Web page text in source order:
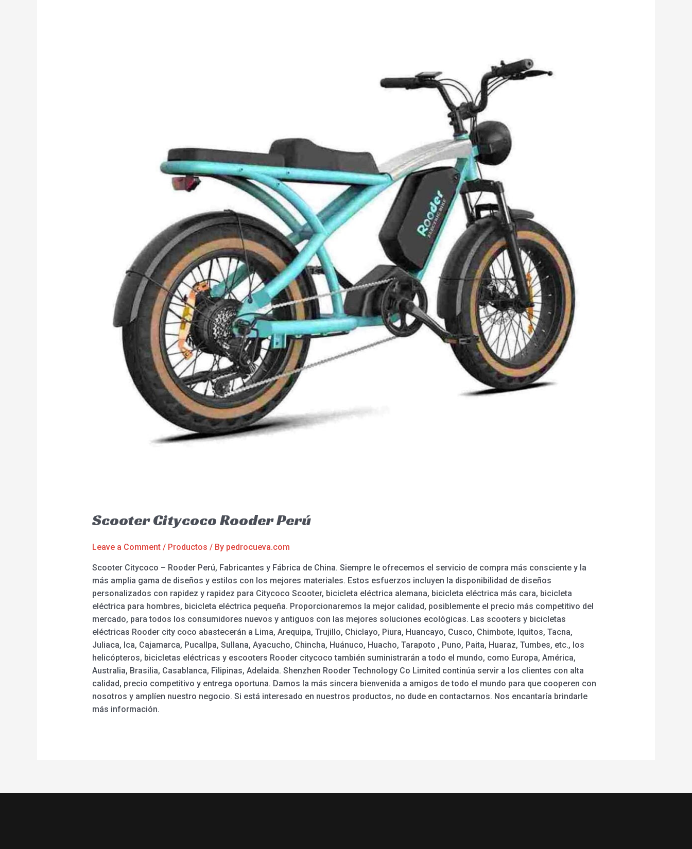
Scooter Citycoco Rooder Perú
Leave a Comment / Productos / By pedrocueva.com
Scooter Citycoco – Rooder Perú, Fabricantes y Fábrica de China. Siempre le ofrecemos el servicio de compra más consciente y la
más amplia gama de diseños y estilos con los mejores materiales. Estos esfuerzos incluyen la disponibilidad de diseños
personalizados con rapidez y rapidez para Citycoco Scooter, bicicleta eléctrica alemana, bicicleta eléctrica más cara, bicicleta
eléctrica para hombres, bicicleta eléctrica pequeña. Proporcionaremos la mejor calidad, posiblemente el precio más competitivo del
mercado, para todos los consumidores nuevos y antiguos con las mejores soluciones ecológicas. Las scooters y bicicletas
eléctricas Rooder city coco abastecerán a Lima, Arequipa, Trujillo, Chiclayo, Piura, Huancayo, Cusco, Chimbote, Iquitos, Tacna,
Juliaca, Ica, Cajamarca, Pucallpa, Sullana, Ayacucho, Chincha, Huánuco, Huacho, Tarapoto , Puno, Paita, Huaraz, Tumbes, etc., los
helicópteros, bicicletas eléctricas y escooters Rooder citycoco también suministrarán a todo el mundo, como Europa, América,
Australia, Brasilia, Casablanca, Filipinas, Adelaida. Shenzhen Rooder Technology Co Limited continúa servir a los clientes con alta
calidad, precio competitivo y entrega oportuna. Damos la más sincera bienvenida a amigos de todo el mundo para que cooperen con
nosotros y amplíen nuestro negocio. Si está interesado en nuestros productos, no dude en contactarnos. Nos encantaría brindarle
más información.